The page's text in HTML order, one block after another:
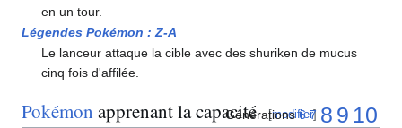
en un tour.
Légendes Pokémon : Z-A
Le lanceur attaque la cible avec des shuriken de mucus
cinq fois d'affilée.
Pokémon apprenant la capacité [modifier]
Générations 6 7 8 9 10